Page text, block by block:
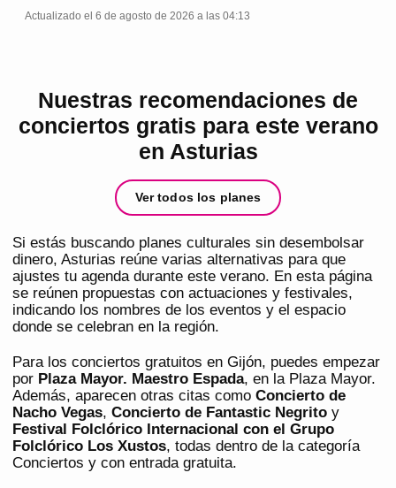
Actualizado el 6 de agosto de 2026 a las 04:13
Nuestras recomendaciones de
conciertos gratis para este verano
en Asturias
Ver todos los planes
Si estás buscando planes culturales sin desembolsar
dinero, Asturias reúne varias alternativas para que
ajustes tu agenda durante este verano. En esta página
se reúnen propuestas con actuaciones y festivales,
indicando los nombres de los eventos y el espacio
donde se celebran en la región.
Para los conciertos gratuitos en Gijón, puedes empezar
por Plaza Mayor. Maestro Espada, en la Plaza Mayor.
Además, aparecen otras citas como Concierto de
Nacho Vegas, Concierto de Fantastic Negrito y
Festival Folclórico Internacional con el Grupo
Folclórico Los Xustos, todas dentro de la categoría
Conciertos y con entrada gratuita.